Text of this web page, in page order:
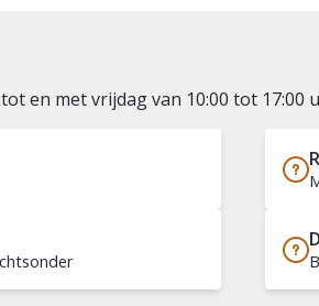
en met vrijdag van 10:00 tot 17:00